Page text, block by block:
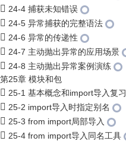
24-4 捕获未知错误
24-5 异常捕获的完整语法
24-6 异常的传递性
24-7 主动抛出异常的应用场景
24-8 主动抛出异常案例演练
第25章 模块和包
25-1 基本概念和import导入复习
25-2 import导入时指定别名
25-3 from import局部导入
25-4 from import导入同名工具